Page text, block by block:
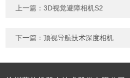
上一篇：3D视觉避障相机S2
下一篇：顶视导航技术深度相机